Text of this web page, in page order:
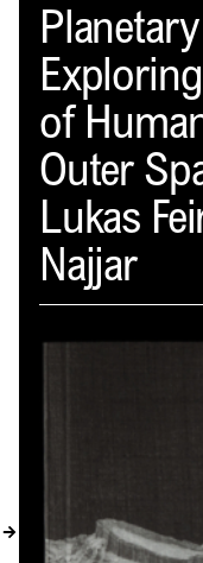
Spector
PROFIL
INDEX
of
Outer
Lukas
Najjar